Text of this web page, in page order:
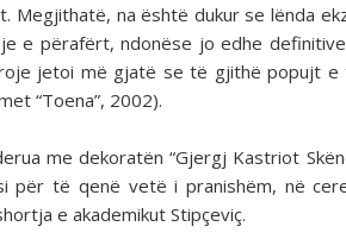
Megjithatë, na është dukur se lënda
e përafërt, ndonëse jo edhe
jetoi më gjatë se të gjithë popujt
“Toena”, 2002).
me dekoratën “Gjergj Kastriot
për të qenë vetë i pranishëm, në
e akademikut Stipçeviç.